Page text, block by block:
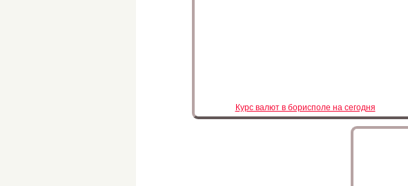
Курс валют в борисполе на сегодня